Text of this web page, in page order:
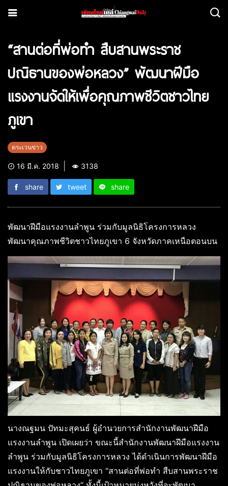
“สานต่อที่พ่อทำ สืบสานพระราช
ปณิธานของพ่อหลวง” พัฒนาฝีมือ
แรงงานจัดให้เพื่อคุณภาพชีวิตชาวไทย
ภูเขา
ตระเวนข่าว
16 มี.ค. 2018 3138
share tweet share
พัฒนาฝีมือแรงงานลำพูน ร่วมกับมูลนิธิโครงการหลวง
พัฒนาคุณภาพชีวิตชาวไทยภูเขา 6 จังหวัดภาคเหนือตอนบน
นางณฐมน ปัทมะสุคนธ์ ผู้อำนวยการสำนักงานพัฒนาฝีมือ
แรงงานลำพูน เปิดเผยว่า ขณะนี้สำนักงานพัฒนาฝีมือแรงงาน
ลำพูน ร่วมกับมูลนิธิโครงการหลวง ได้ดำเนินการพัฒนาฝีมือ
แรงงานให้กับชาวไทยภูเขา “สานต่อที่พ่อทำ สืบสานพระราช